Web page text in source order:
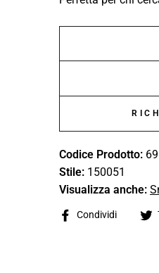
Codice Prodotto:
Stile: 150051
Visualizza anche:
Condividi
Share